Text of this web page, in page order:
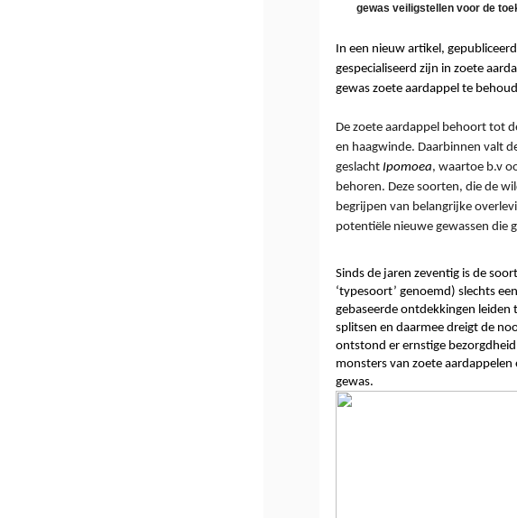
gewas veiligstellen voor de
In een nieuw artikel,
gespecialiseerd zijn in zoete
gewas zoete aardappel te
De zoete aardappel behoort tot
en haagwinde. Daarbinnen valt
geslacht Ipomoea, waartoe b.v
behoren. Deze soorten, die de
begrijpen van belangrijke
potentiële nieuwe gewassen die
Sinds de jaren zeventig is de
‘typesoort’ genoemd) slechts
gebaseerde ontdekkingen leiden
splitsen en daarmee dreigt de
ontstond er ernstige
monsters van zoete
gewas.